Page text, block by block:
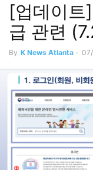
[업데이트
급 관련
By K News Atlanta -